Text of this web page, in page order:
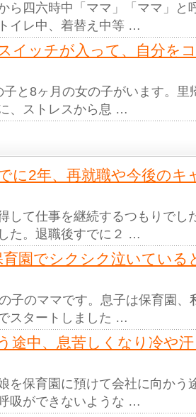
ら四六時中「ママ」「ママ」と
イレ中、着替え中等 …
イッチが入って、自分を
子と8ヶ月の女の子がいます。里
、ストレスから息 …
に2年、再就職や今後のキ
して仕事を継続するつもりでし
た。退職後すでに２ …
育園でシクシク泣いている
子のママです。息子は保育園、
スタートしました …
途中、息苦しくなり冷や
を保育園に預けて会社に向かう
吸ができないような …